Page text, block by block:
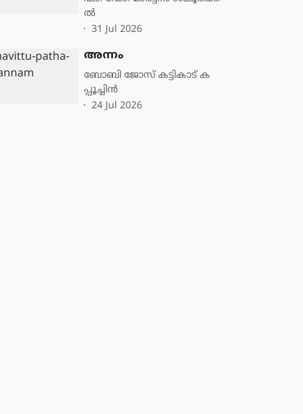
ല്‍
31 Jul 2026
അന്നം
ബോബി ജോസ് കട്ടികാട് ക
പ്പൂച്ചിൻ
24 Jul 2026